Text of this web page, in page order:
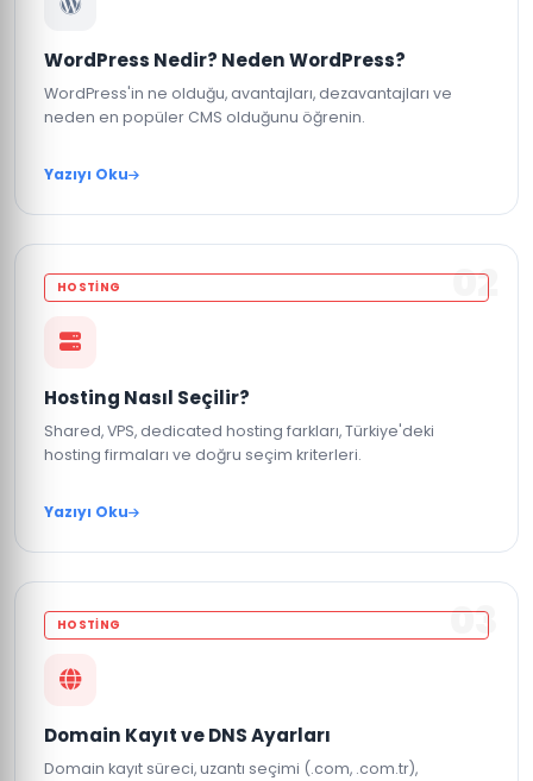
WordPress Nedir? Neden WordPress?
WordPress'in ne olduğu, avantajları, dezavantajları ve
neden en popüler CMS olduğunu öğrenin.
Yazıyı Oku
02
HOSTING
Hosting Nasıl Seçilir?
Shared, VPS, dedicated hosting farkları, Türkiye'deki
hosting firmaları ve doğru seçim kriterleri.
Yazıyı Oku
03
HOSTING
Domain Kayıt ve DNS Ayarları
Domain kayıt süreci, uzantı seçimi (.com, .com.tr),